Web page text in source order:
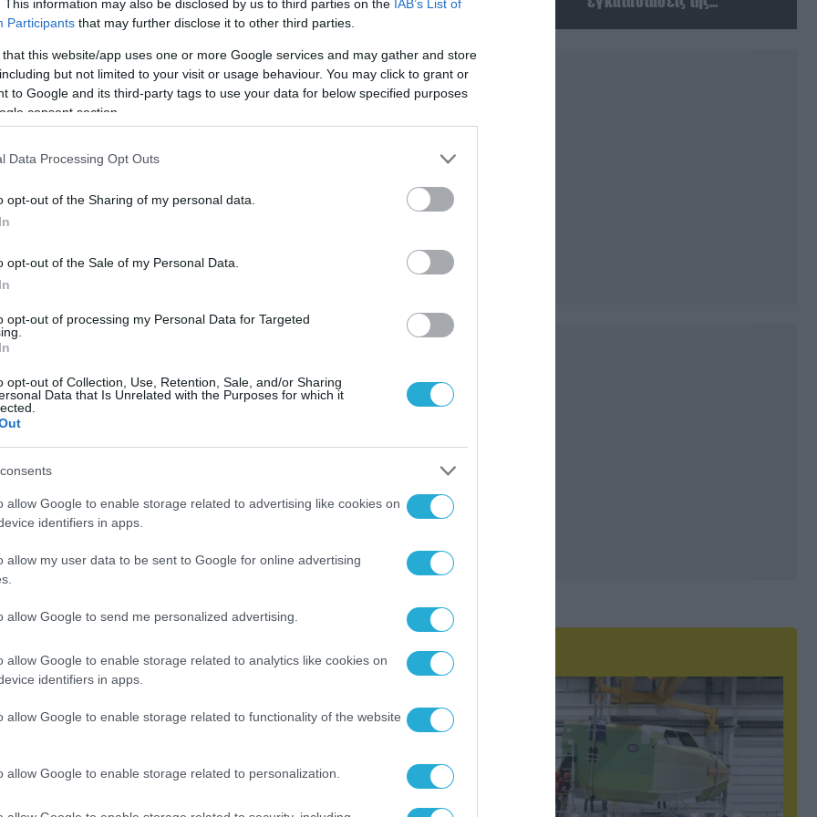
This information may also be disclosed by us to third parties on the IAB’s List of
Participants that may further disclose it to other third parties.
that this website/app uses one or more Google services and may gather and store
but not limited to your visit or usage behaviour. You may click to grant or
to Google and its third-party tags to use your data for below specified purposes
consent section.
Data Processing Opt Outs
opt-out of the Sharing of my personal data.
opt-out of the Sale of my Personal Data.
opt-out of processing my Personal Data for Targeted
opt-out of Collection, Use, Retention, Sale, and/or Sharing
Data that Is Unrelated with the Purposes for which it
allow Google to enable storage related to advertising like cookies on
identifiers in apps.
allow my user data to be sent to Google for online advertising
allow Google to send me personalized advertising.
allow Google to enable storage related to analytics like cookies on
identifiers in apps.
allow Google to enable storage related to functionality of the website
allow Google to enable storage related to personalization.
ΑΡΘΡΟ
Κριμαία